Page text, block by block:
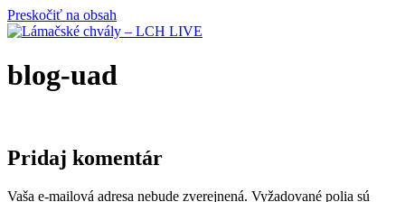
Preskočiť na obsah
blog-uad
Pridaj komentár
Vaša e-mailová adresa nebude zverejnená. Vyžadované polia sú